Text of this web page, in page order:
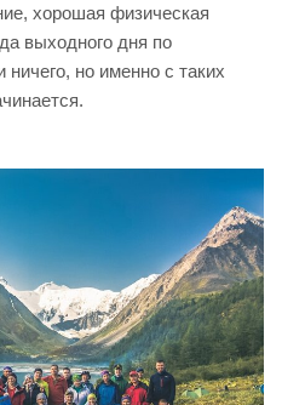
хорошая физическая
выходного дня по
но именно с таких